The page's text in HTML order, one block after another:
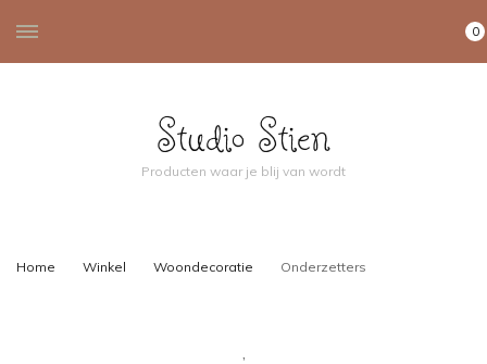
0
Studio Stien
Producten waar je blij van wordt
Home Winkel Woondecoratie Onderzetters
,